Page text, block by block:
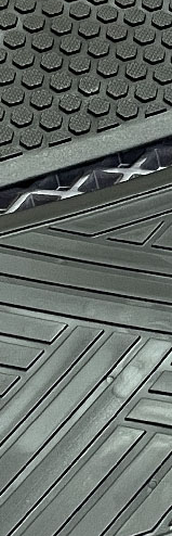
Эконом
1900
1900